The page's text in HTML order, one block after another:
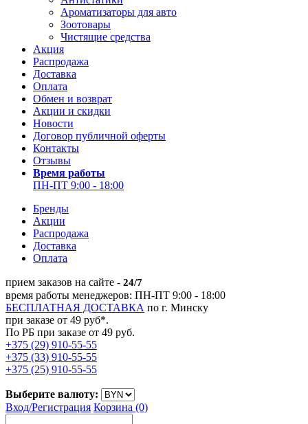
Ароматизаторы для авто
Зоотовары
Чистящие средства
Акция
Распродажа
Доставка
Оплата
Обмен и возврат
Акции и скидки
Новости
Договор публичной оферты
Контакты
Отзывы
Время работы
ПН-ПТ 9:00 - 18:00
Бренды
Акции
Распродажа
Доставка
Оплата
прием заказов на сайте - 24/7
время работы менеджеров: ПН-ПТ 9:00 - 18:00
БЕСПЛАТНАЯ ДОСТАВКА по г. Минску
при заказе от 49 руб*.
По РБ при заказе от 49 руб.
+375 (29) 910-55-55
+375 (33) 910-55-55
+375 (25) 910-55-55
Выберите валюту:
Вход/Регистрация Корзина (0)